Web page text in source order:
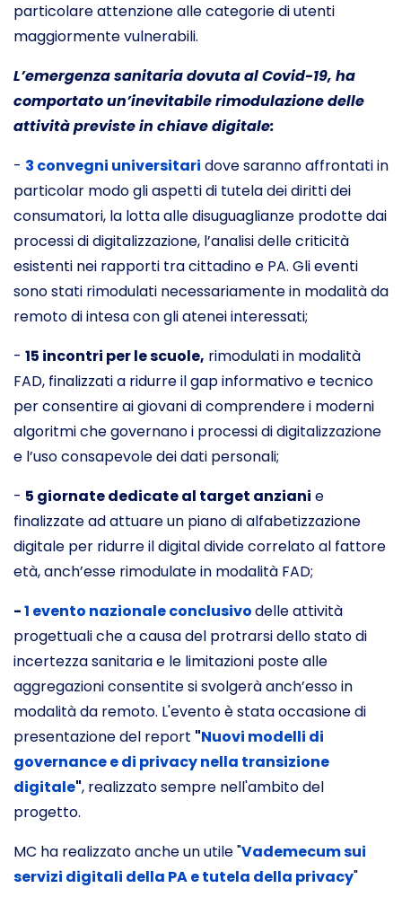
particolare attenzione alle categorie di utenti
maggiormente vulnerabili.
L’emergenza sanitaria dovuta al Covid-19, ha
comportato un’inevitabile rimodulazione delle
attività previste in chiave digitale:
- 3 convegni universitari dove saranno affrontati in
particolar modo gli aspetti di tutela dei diritti dei
consumatori, la lotta alle disuguaglianze prodotte dai
processi di digitalizzazione, l’analisi delle criticità
esistenti nei rapporti tra cittadino e PA. Gli eventi
sono stati rimodulati necessariamente in modalità da
remoto di intesa con gli atenei interessati;
- 15 incontri per le scuole, rimodulati in modalità
FAD, finalizzati a ridurre il gap informativo e tecnico
per consentire ai giovani di comprendere i moderni
algoritmi che governano i processi di digitalizzazione
e l’uso consapevole dei dati personali;
- 5 giornate dedicate al target anziani e
finalizzate ad attuare un piano di alfabetizzazione
digitale per ridurre il digital divide correlato al fattore
età, anch’esse rimodulate in modalità FAD;
-1 evento nazionale conclusivodelle attività
progettuali che a causa del protrarsi dello stato di
incertezza sanitaria e le limitazioni poste alle
aggregazioni consentite si svolgerà anch’esso in
modalità da remoto. L'evento è stata occasione di
presentazione del report "Nuovi modelli di
governance e di privacy nella transizione
digitale", realizzato sempre nell'ambito del
progetto.
MC ha realizzato anche un utile "Vademecum sui
servizi digitali della PA e tutela della privacy"